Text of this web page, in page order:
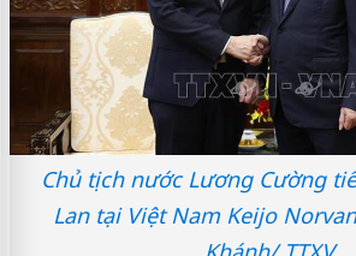
Chủ tịch nước Lương Cường
Lan tại Việt Nam Keijo